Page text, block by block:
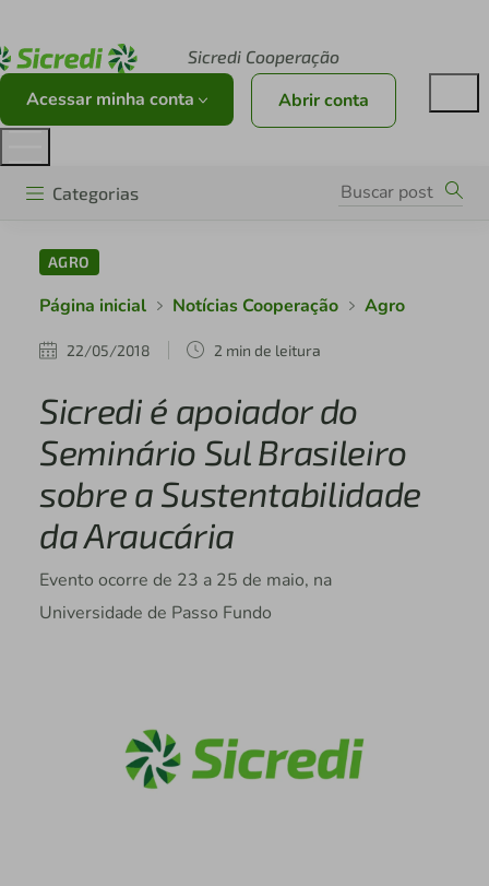
Sicredi Cooperação
Acessar minha conta Abrir conta
Categorias
AGRO
Página inicial Notícias Cooperação Agro
22/05/2018 2 min de leitura
Sicredi é apoiador do
Seminário Sul Brasileiro
sobre a Sustentabilidade
da Araucária
Evento ocorre de 23 a 25 de maio, na
Universidade de Passo Fundo